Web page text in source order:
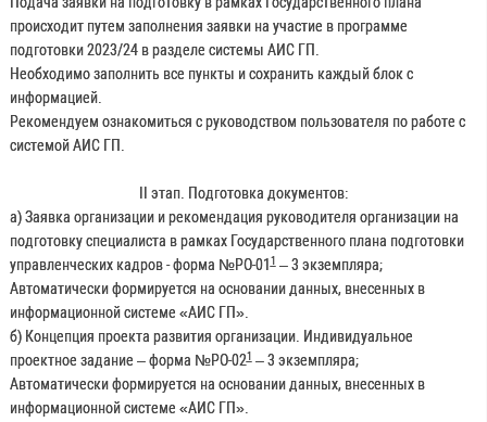
происходит путем заполнения заявки на участие в программе
подготовки 2023/24 в разделе системы АИС ГП.
Необходимо заполнить все пункты и сохранить каждый блок с
информацией.
Рекомендуем ознакомиться с руководством пользователя по работе с
системой АИС ГП.
II этап. Подготовка документов:
а) Заявка организации и рекомендация руководителя организации на
подготовку специалиста в рамках Государственного плана подготовки
управленческих кадров - форма №РО-011 – 3 экземпляра;
Автоматически формируется на основании данных, внесенных в
информационной системе «АИС ГП».
б) Концепция проекта развития организации. Индивидуальное
проектное задание – форма №РО-021 – 3 экземпляра;
Автоматически формируется на основании данных, внесенных в
информационной системе «АИС ГП».